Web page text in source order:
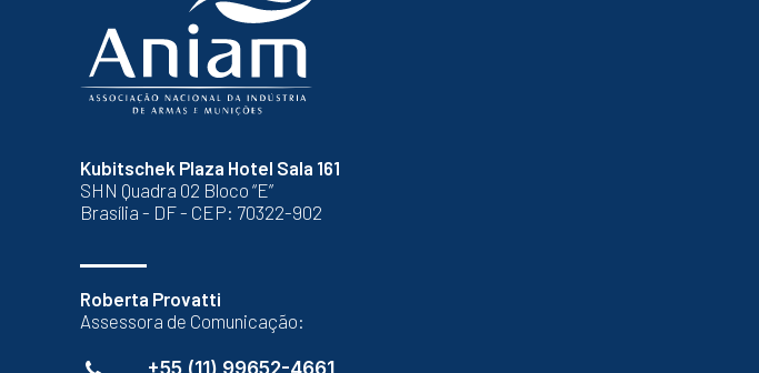
Kubitschek Plaza Hotel Sala 161
SHN Quadra 02 Bloco “E”
Brasília - DF - CEP: 70322-902
Roberta Provatti
Assessora de Comunicação:
+55 (11) 99652-4661